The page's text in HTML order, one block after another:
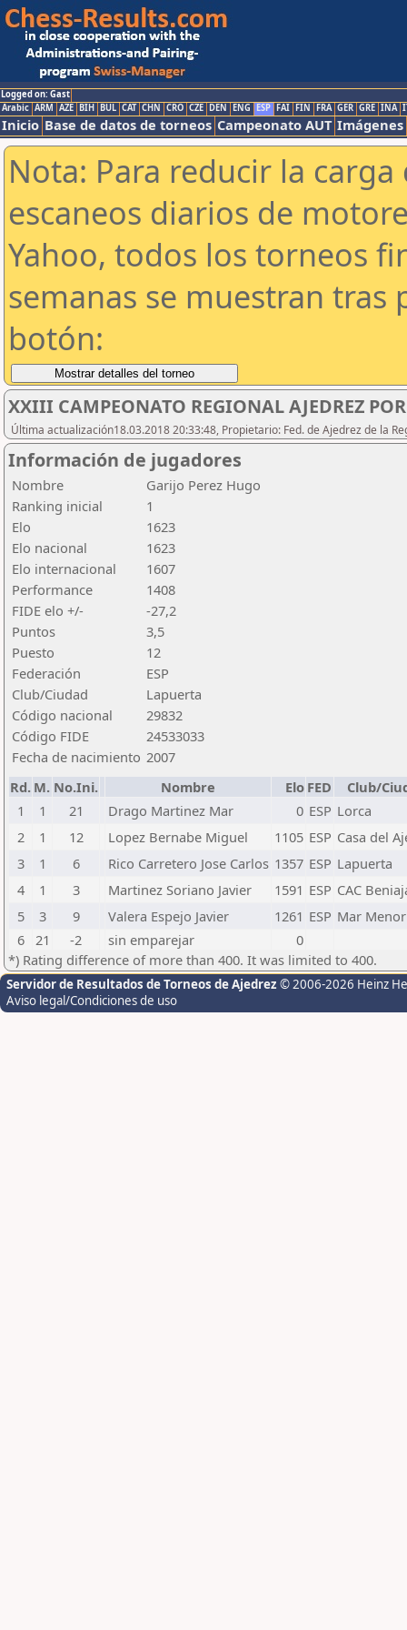
Logged on: Gast
Arabic ARM AZE BIH BUL CAT CHN CRO CZE DEN ENG ESP FAI FIN FRA GER GRE INA
Inicio Base de datos de torneos Campeonato AUT Imágenes
Nota: Para reducir la
escaneos diarios de
Yahoo, todos los torneos
semanas se muestran tras
botón:
XXIII CAMPEONATO REGIONAL AJEDREZ
Última actualización18.03.2018 20:33:48, Propietario: Fed. de Ajedrez de la
Información de jugadores
Nombre
Garijo Perez Hugo
Ranking inicial
1
Elo
1623
Elo nacional
1623
Elo internacional
1607
Performance
1408
FIDE elo +/-
-27,2
Puntos
3,5
Puesto
12
Federación
ESP
Club/Ciudad
Lapuerta
Código nacional
29832
Código FIDE
24533033
Fecha de nacimiento 2007
Rd. M. No.Ini. Nombre Elo FED
Club/
1
1 21 Drago Martinez Mar 0 ESP Lorca
2
1 12 Lopez Bernabe Miguel 1105 ESP Casa del
3
1 6 Rico Carretero Jose Carlos 1357 ESP Lapuerta
4
1 3 Martinez Soriano Javier 1591 ESP CAC
5
3 9 Valera Espejo Javier 1261 ESP Mar Menor
6 21 -2 sin emparejar
0
*) Rating difference of more than 400. It was limited to 400.
Servidor de Resultados de Torneos de Ajedrez © 2006-2026 Heinz
Aviso legal/Condiciones de uso